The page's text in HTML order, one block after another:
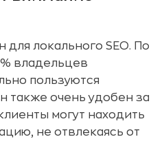
для локального SEO. По
владельцев
пользуются
также очень удобен за
могут находить
не отвлекаясь от